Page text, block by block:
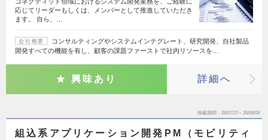
応じてリーダーもしくは、メンバーとして推進していただき
ます。 自ら、…
会社概要
コンサルティングやシステムインテグレート、研究開発、自社製品
開発すべての機能を有し、顧客の課題ファーストで社内リソースを…
興味あり 詳細へ
掲載期間 26/07/27～26/08/09
組込系アプリケーション開発PM（モビリティ